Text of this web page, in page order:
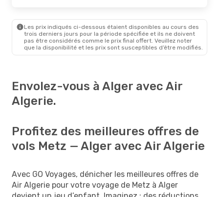
Les prix indiqués ci-dessous étaient disponibles au cours des
trois derniers jours pour la période spécifiée et ils ne doivent
pas être considérés comme le prix final offert. Veuillez noter
que la disponibilité et les prix sont susceptibles d’être modifiés.
Envolez-vous à Alger avec Air
Algerie.
Profitez des meilleures offres de
vols Metz — Alger avec Air Algerie
Avec GO Voyages, dénicher les meilleures offres de
Air Algerie pour votre voyage de Metz à Alger